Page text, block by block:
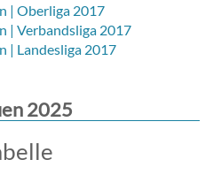
| Oberliga 2017
| Verbandsliga 2017
| Landesliga 2017
2025